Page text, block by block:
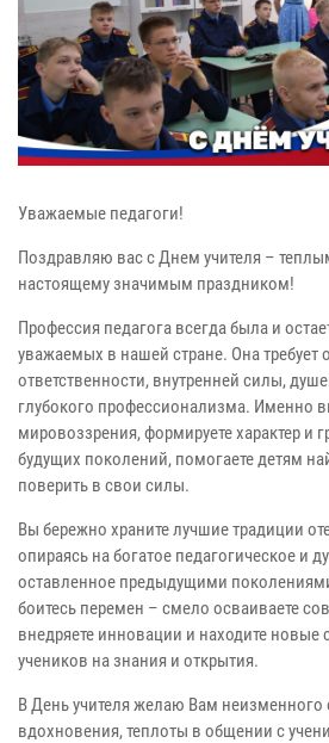
Уважаемые педагоги!
Поздравляю вас с Днем учителя –
настоящему значимым праздником!
Профессия педагога всегда была и
уважаемых в нашей стране. Она требует
ответственности, внутренней силы,
глубокого профессионализма. Именно
мировоззрения, формируете характер и
будущих поколений, помогаете детям
поверить в свои силы.
Вы бережно храните лучшие традиции
опираясь на богатое педагогическое и
оставленное предыдущими
боитесь перемен – смело осваиваете
внедряете инновации и находите
учеников на знания и открытия.
В День учителя желаю Вам
вдохновения, теплоты в общении с